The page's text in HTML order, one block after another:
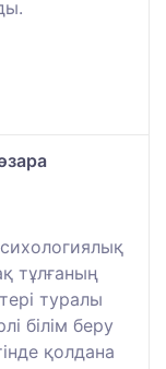
тұлғаның
туралы
білім беру
қолдана